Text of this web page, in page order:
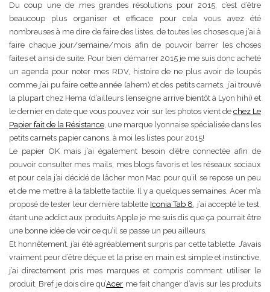
Du coup une de mes grandes résolutions pour 2015, c’est d’être
beaucoup plus organiser et efficace pour cela vous avez été
nombreuses à me dire de faire des listes, de toutes les choses que j’ai à
faire chaque jour/semaine/mois afin de pouvoir barrer les choses
faites et ainsi de suite. Pour bien démarrer 2015 je me suis donc acheté
un agenda pour noter mes RDV, histoire de ne plus avoir de loupés
comme j’ai pu faire cette année (ahem) et des petits carnets, j’ai trouvé
la plupart chez Hema (d’ailleurs l’enseigne arrive bientôt à Lyon hihi) et
le dernier en date que vous pouvez voir sur les photos vient de chez Le
Papier fait de la Résistance, une marque lyonnaise spécialisée dans les
petits carnets papier canons, à moi les listes pour 2015!
Le papier OK mais j’ai également besoin d’être connectée afin de
pouvoir consulter mes mails, mes blogs favoris et les réseaux sociaux
et pour cela j’ai décidé de lâcher mon Mac pour qu’il se repose un peu
et de me mettre à la tablette tactile. Il y a quelques semaines, Acer m’a
proposé de tester leur dernière tablette Iconia Tab 8, j’ai accepté le test,
étant une addict aux produits Apple je me suis dis que ça pourrait être
une bonne idée de voir ce qu’il se passe un peu ailleurs.
Et honnêtement, j’ai été agréablement surpris par cette tablette. J’avais
vraiment peur d’être déçue et la prise en main est simple et instinctive,
j’ai directement pris mes marques et compris comment utiliser le
produit. Bref je dois dire qu’Acer me fait changer d’avis sur les produits